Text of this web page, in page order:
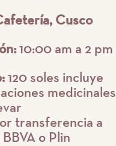
Cusco
10:00 am a 2 pm
120 soles incluye
medicinales
transferencia a
o Plin